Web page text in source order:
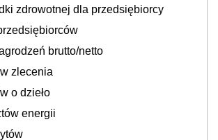
zdrowotnej dla przedsiębiorcy
brutto/netto
zlecenia
o dzieło
energii